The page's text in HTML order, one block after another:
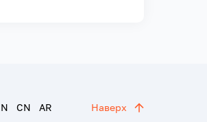
CN AR Наверх